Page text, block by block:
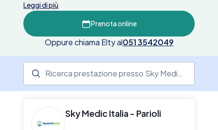
Leggi di più
Prenota online
Oppure chiama Elty al051 3542049
Sky Medic Italia - Parioli